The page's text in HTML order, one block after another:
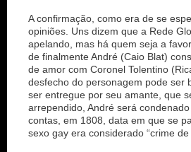
A confirmação, como era de se
opiniões. Uns dizem que a Rede
apelando, mas há quem seja a
de finalmente André (Caio Blat)
de amor com Coronel Tolentino
desfecho do personagem pode ser
ser entregue por seu amante, que
arrependido, André será
contas, em 1808, data em que se
sexo gay era considerado “crime de